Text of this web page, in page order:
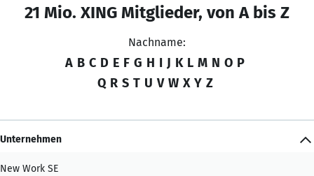
21 Mio. XING Mitglieder, von A bis Z
Nachname:
A B C D E F G H I J K L M N O P
Q R S T U V W X Y Z
Unternehmen
New Work SE